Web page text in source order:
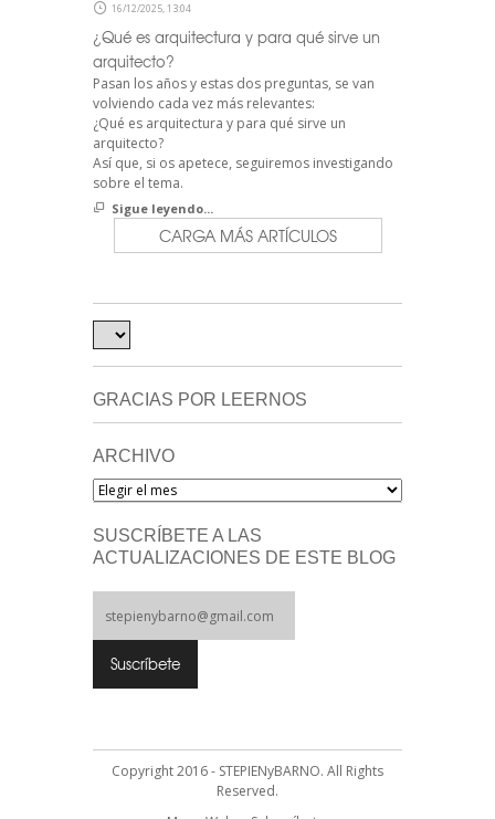
16/12/2025, 13:04
¿Qué es arquitectura y para qué sirve un
arquitecto?
Pasan los años y estas dos preguntas, se van
volviendo cada vez más relevantes:
¿Qué es arquitectura y para qué sirve un
arquitecto?
Así que, si os apetece, seguiremos investigando
sobre el tema.
Sigue leyendo...
CARGA MÁS ARTÍCULOS
GRACIAS POR LEERNOS
ARCHIVO
Archivo
SUSCRÍBETE A LAS
ACTUALIZACIONES DE ESTE BLOG
Copyright 2016 - STEPIENyBARNO. All Rights
Reserved.